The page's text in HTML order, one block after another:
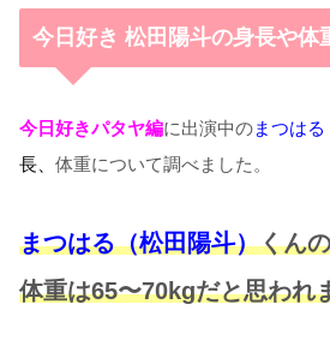
今日好き 松田陽斗の身長や体
今日好きパタヤ編に出演中のまつはる
長、 体重について調べました。
まつはる（松田陽斗）くん
体重は65〜70kgだと思われ